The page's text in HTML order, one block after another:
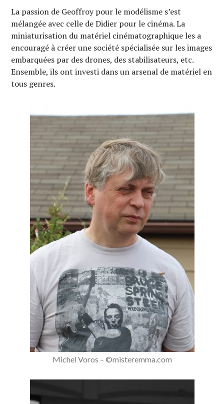
La passion de Geoffroy pour le modélisme s’est
mélangée avec celle de Didier pour le cinéma. La
miniaturisation du matériel cinématographique les a
encouragé à créer une société spécialisée sur les images
embarquées par des drones, des stabilisateurs, etc.
Ensemble, ils ont investi dans un arsenal de matériel en
tous genres.
Michel Voros – ©misteremma.com